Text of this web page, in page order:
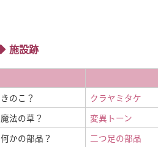
施設跡
きのこ？
クラヤミタケ
魔法の草？
変異トーン
何かの部品？
二つ足の部品